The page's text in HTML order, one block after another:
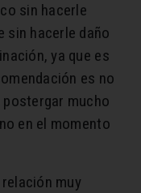
sin hacerle
sin hacerle daño
ya que es
es no
mucho
en el momento
muy